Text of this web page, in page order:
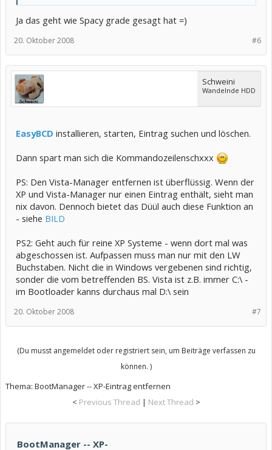
Ja das geht wie Spacy grade gesagt hat =)
#6
20. Oktober 2008
Schweini
Wandelnde HDD
EasyBCD installieren, starten, Eintrag suchen und löschen.
Dann spart man sich die Kommandozeilenschxxx
PS: Den Vista-Manager entfernen ist überflüssig. Wenn der
XP und Vista-Manager nur einen Eintrag enthält, sieht man
nix davon. Dennoch bietet das Düül auch diese Funktion an
- siehe BILD
PS2: Geht auch für reine XP Systeme - wenn dort mal was
abgeschossen ist. Aufpassen muss man nur mit den LW
Buchstaben. Nicht die in Windows vergebenen sind richtig,
sonder die vom betreffenden BS. Vista ist z.B. immer C:\ -
im Bootloader kanns durchaus mal D:\ sein
#7
20. Oktober 2008
(Du musst angemeldet oder registriert sein, um Beiträge verfassen zu
können. )
Thema: BootManager -- XP-Eintrag entfernen
< Previous Thread | Next Thread >
BootManager -- XP-